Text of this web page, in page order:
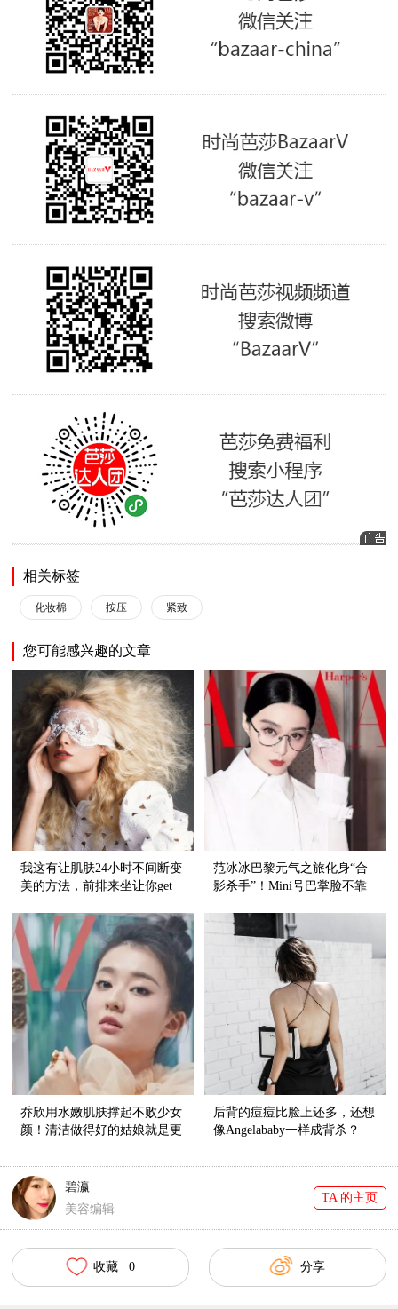
相关标签
化妆棉 按压 紧致
您可能感兴趣的文章
我这有让肌肤24小时不间断变
美的方法，前排来坐让你get
范冰冰巴黎元气之旅化身“合
影杀手”！Mini号巴掌脸不靠
乔欣用水嫩肌肤撑起不败少女
颜！清洁做得好的姑娘就是更
后背的痘痘比脸上还多，还想
像Angelababy一样成背杀？
碧瀛
美容编辑
TA 的主页
收藏 | 0 分享